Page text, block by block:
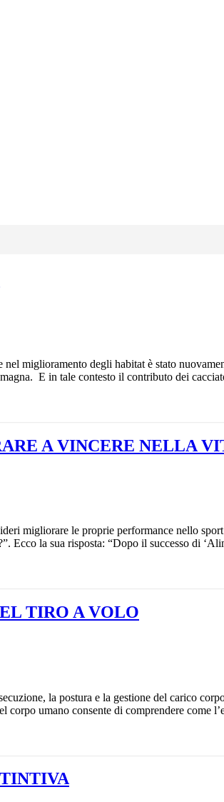
miglioramento degli habitat è stato
E in tale contesto il contributo dei
A VINCERE NELLA
migliorare le proprie performance nello
Ecco la sua risposta: “Dopo il successo di
TIRO A VOLO
la postura e la gestione del carico
corpo umano consente di comprendere come